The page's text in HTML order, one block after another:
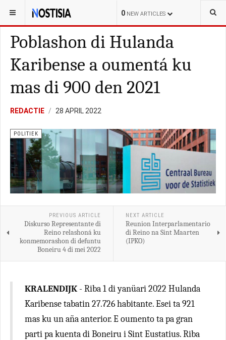
0 NEW ARTICLES
YOU ARE HERE: BONAIRE LOKAL
Poblashon di Hulanda
Karibense a oumentá ku
mas di 900 den 2021
REDACTIE 28 APRIL 2022
POLITIEK
PREVIOUS ARTICLE
Diskurso Representante di
Reino relashoná ku
konmemorashon di defuntu
Boneiru 4 di mei 2022
NEXT ARTICLE
Reunion Interparlamentario
di Reino na Sint Maarten
(IPKO)
KRALENDIJK- Riba 1 di yanüari 2022 Hulanda
Karibense tabatin 27.726 habitante. Esei ta 921
mas ku un aña anterior. E oumento ta pa gran
parti pa kuenta di Boneiru i Sint Eustatius. Riba